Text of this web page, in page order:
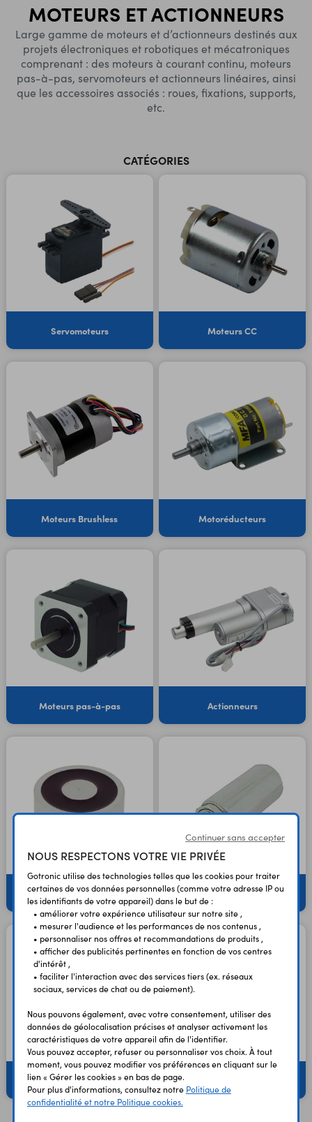
MOTEURS ET ACTIONNEURS
Large gamme de moteurs et d’actionneurs destinés aux
projets électroniques et robotiques et mécatroniques
comprenant : des moteurs à courant continu, moteurs
pas-à-pas, servomoteurs et actionneurs linéaires, ainsi
que les accessoires associés : roues, fixations, supports,
etc.
CATÉGORIES
Servomoteurs Moteurs CC
Moteurs Brushless Motoréducteurs
Moteurs pas-à-pas Actionneurs
Electroaimants Solénoïdes
Electrovannes
Continuer sans accepter
NOUS RESPECTONS VOTRE VIE PRIVÉE
Gotronic utilise des technologies telles que les cookies pour traiter
certaines de vos données personnelles (comme votre adresse IP ou
les identifiants de votre appareil) dans le but de :
• améliorer votre expérience utilisateur sur notre site ,
• mesurer l'audience et les performances de nos contenus ,
• personnaliser nos offres et recommandations de produits ,
• afficher des publicités pertinentes en fonction de vos centres
d'intérêt ,
• faciliter l'interaction avec des services tiers (ex. réseaux
sociaux, services de chat ou de paiement).
Nous pouvons également, avec votre consentement, utiliser des
données de géolocalisation précises et analyser activement les
caractéristiques de votre appareil afin de l'identifier.
Vous pouvez accepter, refuser ou personnaliser vos choix. À tout
moment, vous pouvez modifier vos préférences en cliquant sur le
lien « Gérer les cookies » en bas de page.
Pour plus d'informations, consultez notre Politique de
confidentialité et notre Politique cookies.